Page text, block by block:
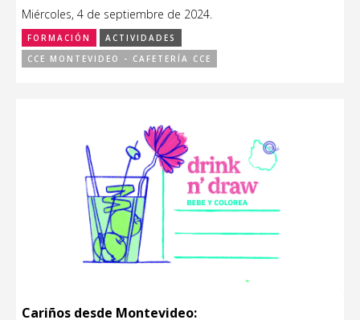
Miércoles, 4 de septiembre de 2024.
FORMACIÓN
ACTIVIDADES
CCE MONTEVIDEO - CAFETERÍA CCE
Cariños desde Montevideo: